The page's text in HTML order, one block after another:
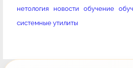
нетология новости обучение
системные утилиты